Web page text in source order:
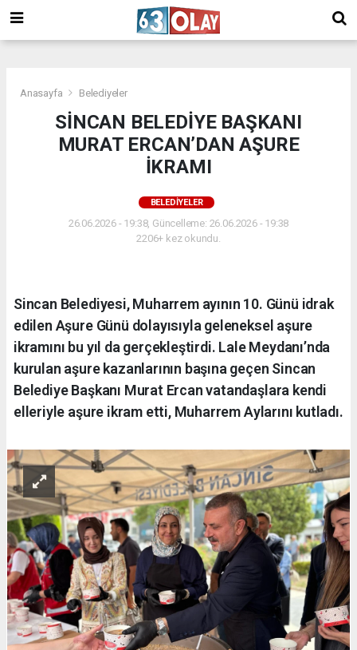
Anasayfa Belediyeler
SİNCAN BELEDİYE BAŞKANI
MURAT ERCAN’DAN AŞURE
İKRAMI
BELEDIYELER
26.06.2026 - 19:38, Güncelleme: 26.06.2026 - 19:38
2206+ kez okundu.
Sincan Belediyesi, Muharrem ayının 10. Günü idrak
edilen Aşure Günü dolayısıyla geleneksel aşure
ikramını bu yıl da gerçekleştirdi. Lale Meydanı’nda
kurulan aşure kazanlarının başına geçen Sincan
Belediye Başkanı Murat Ercan vatandaşlara kendi
elleriyle aşure ikram etti, Muharrem Aylarını kutladı.